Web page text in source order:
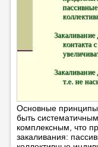
Основные принципы
быть
комплексным, что
закаливания: